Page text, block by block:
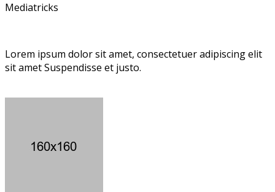
Mediatricks
Lorem ipsum dolor sit amet, consectetuer adipiscing elit
sit amet Suspendisse et justo.